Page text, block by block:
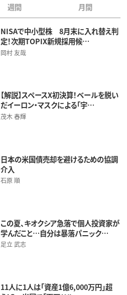
週間 月間
NISAで中小型株 8月末に入れ替え判
定！次期TOPIX新規採用候…
岡村 友哉
【解説】スペースX初決算！ベールを脱い
だイーロン・マスクによる「宇…
茂木 春輝
日本の米国債売却を避けるための協調
介入
石原 順
この夏、キオクシア急落で個人投資家が
学んだこと…自分は暴落パニック…
足立 武志
11人に1人は「資産1億6,000万円」超